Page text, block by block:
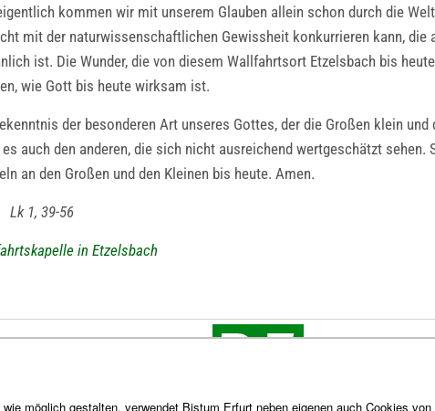
kommen wir mit unserem Glauben allein schon durch die
mit der naturwissenschaftlichen Gewissheit konkurrieren kann,
ist. Die Wunder, die von diesem Wallfahrtsort Etzelsbach bis
wie Gott bis heute wirksam ist.
der besonderen Art unseres Gottes, der die Großen klein
auch den anderen, die sich nicht ausreichend wertgeschätzt
an den Großen und den Kleinen bis heute. Amen.
Lk 1, 39-56
in Etzelsbach
möglich gestalten, verwendet Bistum Erfurt neben eigenen auch Cookies